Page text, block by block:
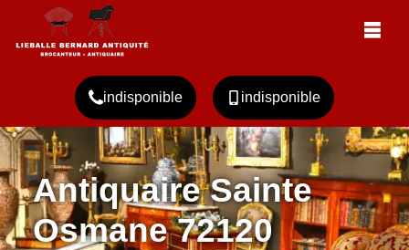
indisponible indisponible
Antiquaire Sainte
Osmane 72120